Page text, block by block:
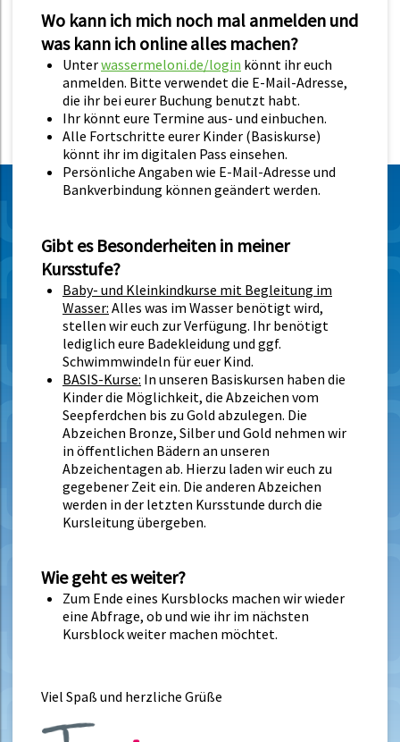
Wo kann ich mich noch mal anmelden und
was kann ich online alles machen?
Unterwassermeloni.de/login könnt ihr euch
anmelden. Bitte verwendet die E-Mail-Adresse,
die ihr bei eurer Buchung benutzt habt.
Ihr könnt eure Termine aus- und einbuchen.
Alle Fortschritte eurer Kinder (Basiskurse)
könnt ihr im digitalen Pass einsehen.
Persönliche Angaben wie E-Mail-Adresse und
Bankverbindung können geändert werden.
Gibt es Besonderheiten in meiner
Kursstufe?
Baby- und Kleinkindkurse mit Begleitung im
Wasser: Alles was im Wasser benötigt wird,
stellen wir euch zur Verfügung. Ihr benötigt
lediglich eure Badekleidung und ggf.
Schwimmwindeln für euer Kind.
BASIS-Kurse: In unseren Basiskursen haben die
Kinder die Möglichkeit, die Abzeichen vom
Seepferdchen bis zu Gold abzulegen. Die
Abzeichen Bronze, Silber und Gold nehmen wir
in öffentlichen Bädern an unseren
Abzeichentagen ab. Hierzu laden wir euch zu
gegebener Zeit ein. Die anderen Abzeichen
werden in der letzten Kursstunde durch die
Kursleitung übergeben.
Wie geht es weiter?
Zum Ende eines Kursblocks machen wir wieder
eine Abfrage, ob und wie ihr im nächsten
Kursblock weiter machen möchtet.
Viel Spaß und herzliche Grüße